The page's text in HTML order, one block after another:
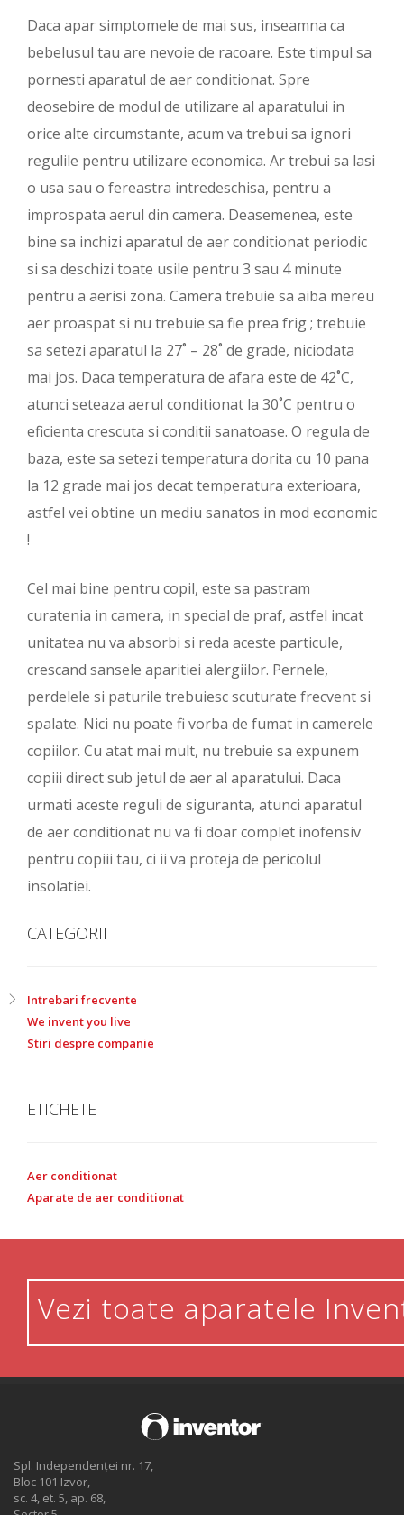
Daca apar simptomele de mai sus, inseamna ca
bebelusul tau are nevoie de racoare. Este timpul sa
pornesti aparatul de aer conditionat. Spre
deosebire de modul de utilizare al aparatului in
orice alte circumstante, acum va trebui sa ignori
regulile pentru utilizare economica. Ar trebui sa lasi
o usa sau o fereastra intredeschisa, pentru a
improspata aerul din camera. Deasemenea, este
bine sa inchizi aparatul de aer conditionat periodic
si sa deschizi toate usile pentru 3 sau 4 minute
pentru a aerisi zona. Camera trebuie sa aiba mereu
aer proaspat si nu trebuie sa fie prea frig ; trebuie
sa setezi aparatul la 27˚ – 28˚ de grade, niciodata
mai jos. Daca temperatura de afara este de 42˚C,
atunci seteaza aerul conditionat la 30˚C pentru o
eficienta crescuta si conditii sanatoase. O regula de
baza, este sa setezi temperatura dorita cu 10 pana
la 12 grade mai jos decat temperatura exterioara,
astfel vei obtine un mediu sanatos in mod economic
!
Cel mai bine pentru copil, este sa pastram
curatenia in camera, in special de praf, astfel incat
unitatea nu va absorbi si reda aceste particule,
crescand sansele aparitiei alergiilor. Pernele,
perdelele si paturile trebuiesc scuturate frecvent si
spalate. Nici nu poate fi vorba de fumat in camerele
copiilor. Cu atat mai mult, nu trebuie sa expunem
copiii direct sub jetul de aer al aparatului. Daca
urmati aceste reguli de siguranta, atunci aparatul
de aer conditionat nu va fi doar complet inofensiv
pentru copiii tau, ci ii va proteja de pericolul
insolatiei.
CATEGORII
Intrebari frecvente
We invent you live
Stiri despre companie
ETICHETE
Aer conditionat
Aparate de aer conditionat
Vezi toate aparatele
Spl. Independenței nr. 17,
Bloc 101 Izvor,
sc. 4, et. 5, ap. 68,